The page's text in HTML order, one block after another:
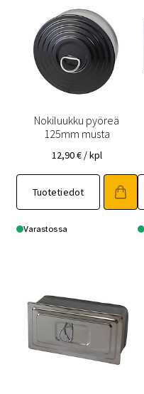
Nokiluukku pyöreä
125mm musta
12,90€ / kpl
Tuotetiedot
Varastossa